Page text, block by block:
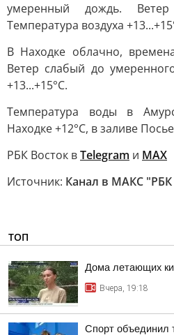
умеренный дождь.
Температура воздуха
В Находке облачно,
Ветер слабый до
+13...+15°С.
Температура воды в
Находке +12°C, в заливе
РБК Восток вTelegram и MAX
Источник: Канал в МАКС "РБК
ТОП
Дома летающих
Вчера, 19:18
Спорт объединил